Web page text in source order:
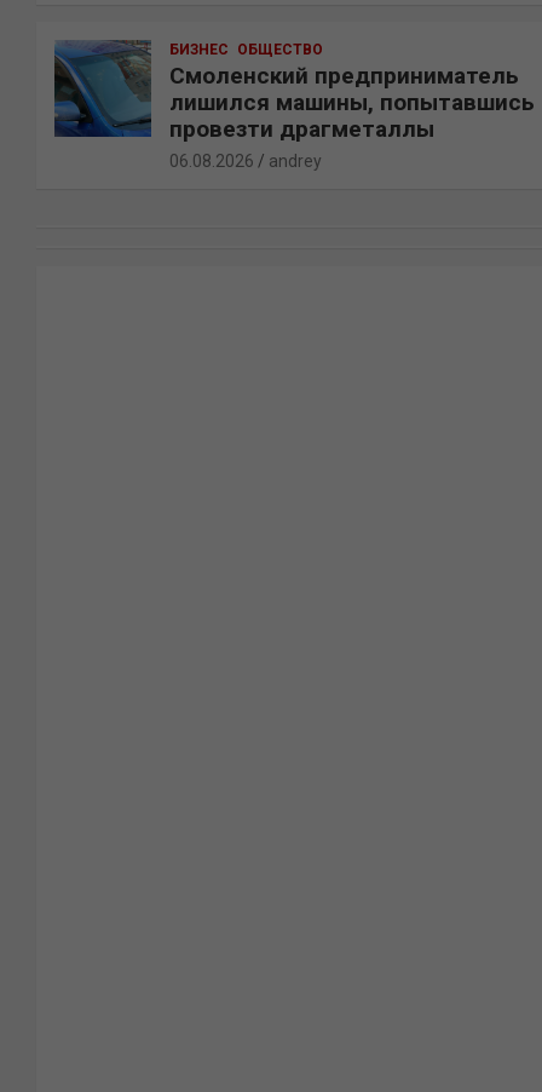
БИЗНЕС ОБЩЕСТВО
Смоленский предприниматель
лишился машины, попытавшись
провезти драгметаллы
06.08.2026 andrey